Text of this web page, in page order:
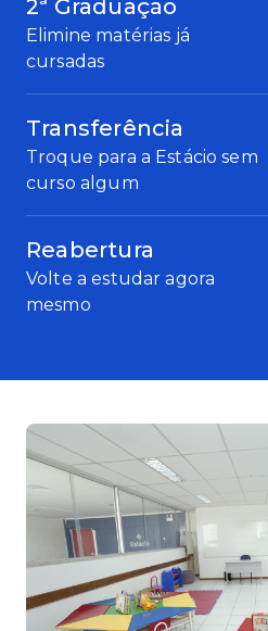
2ª Graduação
Elimine matérias já
cursadas
Transferência
Troque para a Estácio sem
curso algum
Reabertura
Volte a estudar agora
mesmo